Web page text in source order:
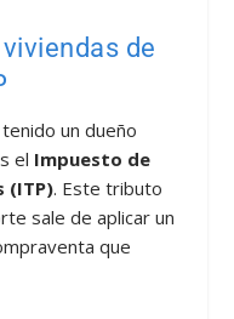
de
un dueño
el Impuesto de
(ITP). Este tributo
sale de aplicar un
que